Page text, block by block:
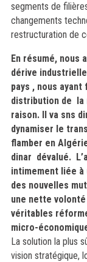
segments de
changements
restructuration de
En résumé, nous
dérive
pays , nous
distribution de la
raison. Il va sns
dynamiser le
flamber en
dinar dévalué.
intimement liée
des nouvelles
une nette
véritables
micro-
Lasolution la plus
vision stratégique,